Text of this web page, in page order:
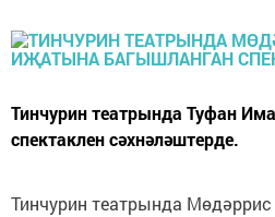
Тинчурин театрында Туфан
спектаклен сәхнәләштерде.
Тинчурин театрында